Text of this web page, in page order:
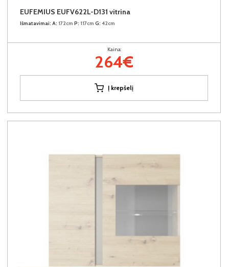
EUFEMIUS EUFV622L-D131 vitrina
Išmatavimai: A: 172cm P: 117cm G: 42cm
Kaina:
264€
Į krepšelį